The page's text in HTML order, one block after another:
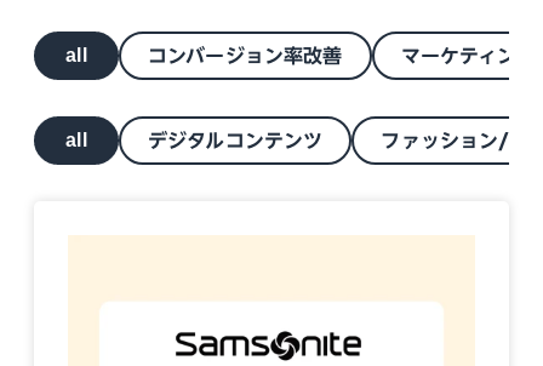
all コンバージョン率改善 マーケティング
all デジタルコンテンツ ファッション/ス